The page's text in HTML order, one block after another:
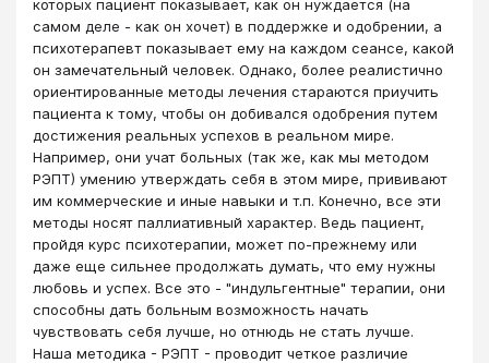
которых пациент показывает, как он нуждается (на
самом деле - как он хочет) в поддержке и одобрении, а
психотерапевт показывает ему на каждом сеансе, какой
он замечательный человек. Однако, более реалистично
ориентированные методы лечения стараются приучить
пациента к тому, чтобы он добивался одобрения путем
достижения реальных успехов в реальном мире.
Например, они учат больных (так же, как мы методом
РЭПТ) умению утверждать себя в этом мире, прививают
им коммерческие и иные навыки и т.п. Конечно, все эти
методы носят паллиативный характер. Ведь пациент,
пройдя курс психотерапии, может по-прежнему или
даже еще сильнее продолжать думать, что ему нужны
любовь и успех. Все это - "индульгентные" терапии, они
способны дать больным возможность начать
чувствовать себя лучше, но отнюдь не стать лучше.
Наша методика - РЭПТ - проводит четкое различие